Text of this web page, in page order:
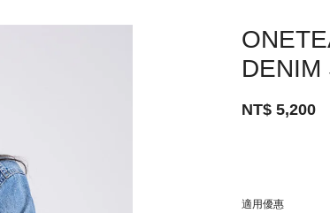
DENIM
NT$ 5,200
適用優惠